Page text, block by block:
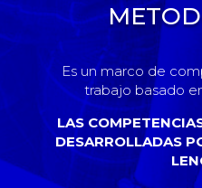
Es un marco de
trabajo basado
LAS
DESARROLLADAS